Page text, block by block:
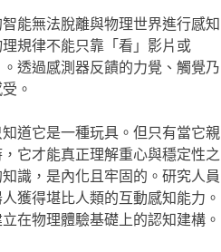
能無法脫離與物理世界進行感知
規律不能只靠「看」影片或
透過感測器反饋的力覺、觸覺乃
。
道它是一種玩具。但只有當它親
它才能真正理解重心與穩定性之
識，是內化且牢固的。研究人員
獲得堪比人類的互動感知能力。
在物理體驗基礎上的認知建構。